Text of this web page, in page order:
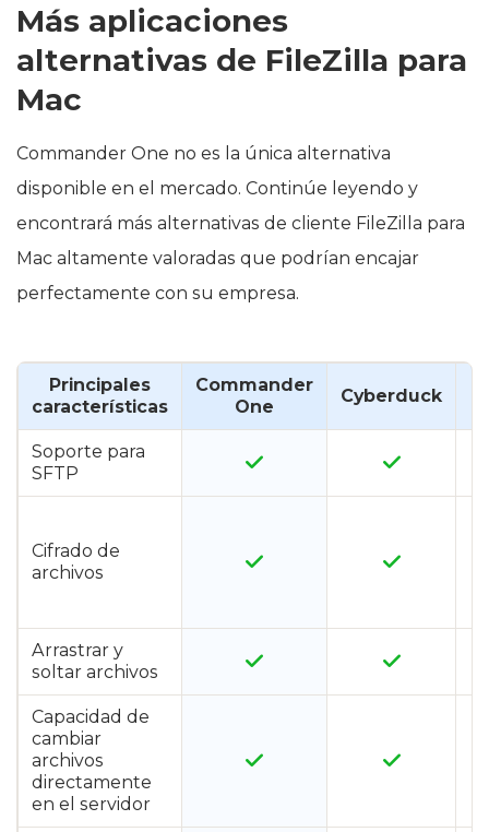
Más aplicaciones
alternativas de FileZilla para
Mac
Commander One no es la única alternativa
disponible en el mercado. Continúe leyendo y
encontrará más alternativas de cliente FileZilla para
Mac altamente valoradas que podrían encajar
perfectamente con su empresa.
Principales
características
Commander
One
Cyberduck
Soporte para
SFTP
Cifrado de
archivos
Arrastrar y
soltar archivos
Capacidad de
cambiar
archivos
directamente
en el servidor